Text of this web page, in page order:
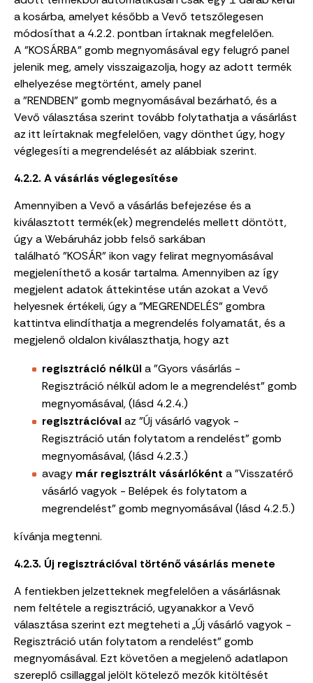
a kosárba, amelyet később a Vevő tetszőlegesen
módosíthat a 4.2.2. pontban írtaknak megfelelően.
A "KOSÁRBA"gomb megnyomásával egy felugró panel
jelenik meg, amely visszaigazolja, hogy az adott termék
elhelyezése megtörtént, amely panel
a"RENDBEN"gomb megnyomásával bezárható, és a
Vevő választása szerint tovább folytathatja a vásárlást
az itt leírtaknak megfelelően, vagy dönthet úgy, hogy
véglegesíti a megrendelését az alábbiak szerint.
4.2.2. A vásárlás véglegesítése
Amennyiben a Vevő a vásárlás befejezése és a
kiválasztott termék(ek) megrendelés mellett döntött,
úgy a Webáruház jobb felső sarkában
található "KOSÁR" ikon vagy felirat megnyomásával
megjeleníthető a kosár tartalma. Amennyiben az így
megjelent adatok áttekintése után azokat a Vevő
helyesnek értékeli, úgy a "MEGRENDELÉS"gombra
kattintva elindíthatja a megrendelés folyamatát, és a
megjelenő oldalon kiválaszthatja, hogy azt
regisztráció nélkül a "Gyors vásárlás -
Regisztráció nélkül adom le a megrendelést" gomb
megnyomásával, (lásd 4.2.4.)
regisztrációval az "Új vásárló vagyok -
Regisztráció után folytatom a rendelést" gomb
megnyomásával, (lásd 4.2.3.)
avagy már regisztrált vásárlóként a "Visszatérő
vásárló vagyok - Belépek és folytatom a
megrendelést" gomb megnyomásával (lásd 4.2.5.)
kívánja megtenni.
4.2.3. Új regisztrációval történő vásárlás menete
A fentiekben jelzetteknek megfelelően a vásárlásnak
nem feltétele a regisztráció, ugyanakkor a Vevő
választása szerint ezt megteheti a „Új vásárló vagyok -
Regisztráció után folytatom a rendelést” gomb
megnyomásával. Ezt követően a megjelenő adatlapon
szereplő csillaggal jelölt kötelező mezők kitöltését